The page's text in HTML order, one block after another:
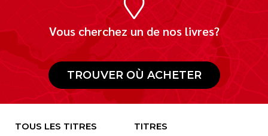
Vous cherchez un de nos livres?
TROUVER OÙ ACHETER
TOUS LES TITRES
TITRES